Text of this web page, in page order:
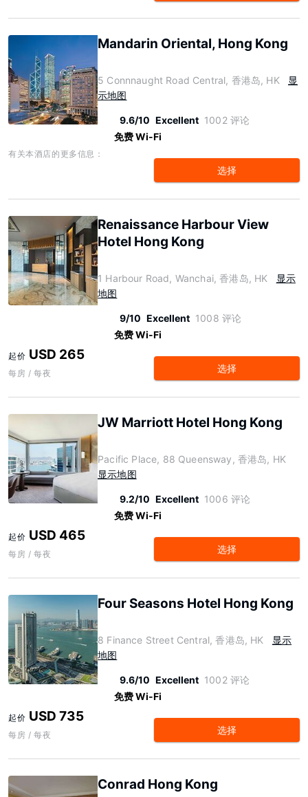
Mandarin Oriental, Hong Kong
5 Connnaught Road Central, 香港岛, HK
显
示地图
9.6/10 Excellent 1002 评论
免费 Wi-Fi
有关本酒店的更多信息：
选择
Renaissance Harbour View
Hotel Hong Kong
1 Harbour Road, Wanchai, 香港岛, HK
显示
地图
9/10 Excellent 1008 评论
免费 Wi-Fi
起价 USD 265
每房 / 每夜 选择
JW Marriott Hotel Hong Kong
Pacific Place, 88 Queensway, 香港岛, HK
显示地图
9.2/10 Excellent 1006 评论
免费 Wi-Fi
起价 USD 465
每房 / 每夜 选择
Four Seasons Hotel Hong Kong
8 Finance Street Central, 香港岛, HK
显示
地图
9.6/10 Excellent 1002 评论
免费 Wi-Fi
起价 USD 735
每房 / 每夜 选择
Conrad Hong Kong